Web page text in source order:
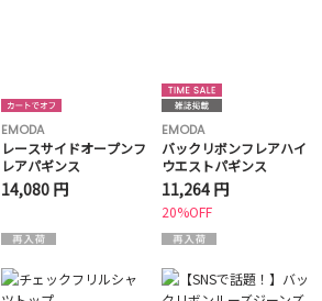
EMODA
レースサイドオープンフ
レアパギンス
14,080 円
EMODA
バックリボンフレアハイ
ウエストパギンス
11,264 円
20%OFF